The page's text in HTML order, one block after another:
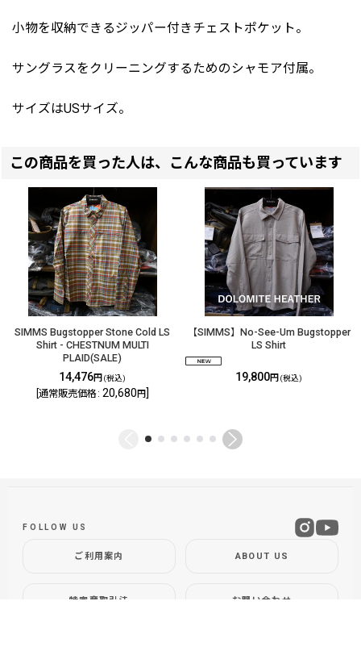
小物を収納できるジッパー付きチェストポケット。
サングラスをクリーニングするためのシャモア付属。
サイズはUSサイズ。
この商品を買った人は、こんな商品も買っています
SIMMS Bugstopper Stone Cold LS
Shirt - CHESTNUM MULTI
PLAID(SALE)
14,476円 (税込)
通常販売価格: 20,680 円]
【SIMMS】No-See-Um Bugstopper
LS Shirt
19,800円 (税込)
ご利用案内 ABOUT US
特定商取引法 お問い合わせ
FOLLOW US